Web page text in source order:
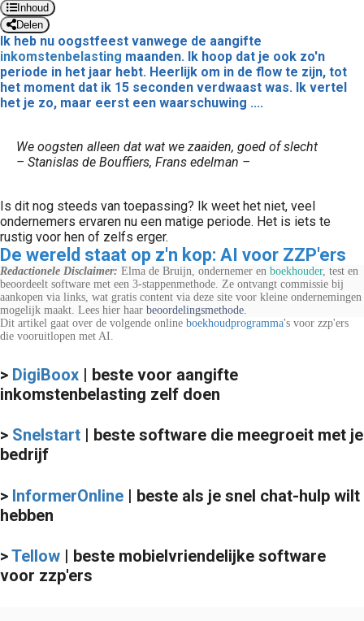
Inhoud
Delen
Ik heb nu oogstfeest vanwege de aangifte
inkomstenbelasting maanden. Ik hoop dat je ook zo'n
periode in het jaar hebt. Heerlijk om in de flow te zijn, tot
het moment dat ik 15 seconden verdwaast was. Ik vertel
het je zo, maar eerst een waarschuwing ....
We oogsten alleen dat wat we zaaiden, goed of slecht
– Stanislas de Bouffiers, Frans edelman –
Is dit nog steeds van toepassing? Ik weet het niet, veel
ondernemers ervaren nu een matige periode. Het is iets te
rustig voor hen of zelfs erger.
De wereld staat op z'n kop: AI voor ZZP'ers
Redactionele Disclaimer: Elma de Bruijn, ondernemer en boekhouder, test en
beoordeelt software met een 3-stappenmethode. Ze ontvangt commissie bij
aankopen via links, wat gratis content via deze site voor kleine ondernemingen
mogelijk maakt. Lees hier haar beoordelingsmethode.
Dit artikel gaat over de volgende online boekhoudprogramma's voor zzp'ers
die vooruitlopen met AI.
> DigiBoox | beste voor aangifte
inkomstenbelasting zelf doen
> Snelstart | beste software die meegroeit met je
bedrijf
> InformerOnline | beste als je snel chat-hulp wilt
hebben
>Tellow | beste mobielvriendelijke software
voor zzp'ers